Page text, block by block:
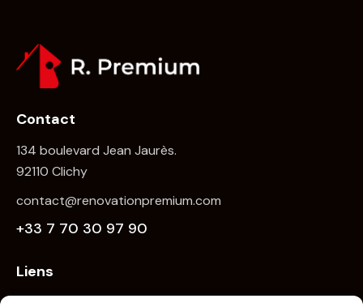
Contact
134 boulevard Jean Jaurès.
92110 Clichy
contact@renovationpremium.com
+33 7 70 30 97 90
Liens